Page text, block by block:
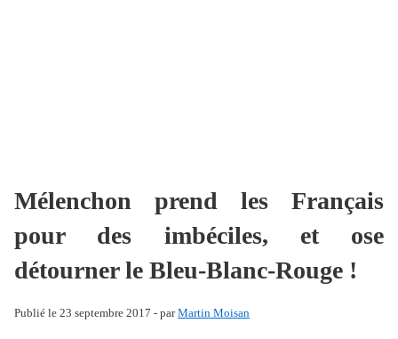
Mélenchon prend les Français
pour des imbéciles, et ose
détourner le Bleu-Blanc-Rouge !
Publié le 23 septembre 2017 - parMartin Moisan